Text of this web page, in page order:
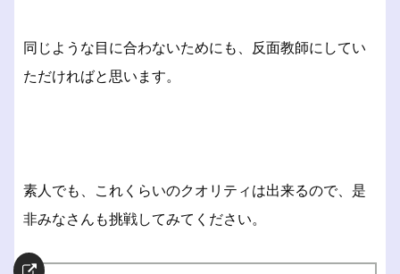
同じような目に合わないためにも、反面教師にしてい
ただければと思います。
素人でも、これくらいのクオリティは出来るので、是
非みなさんも挑戦してみてください。